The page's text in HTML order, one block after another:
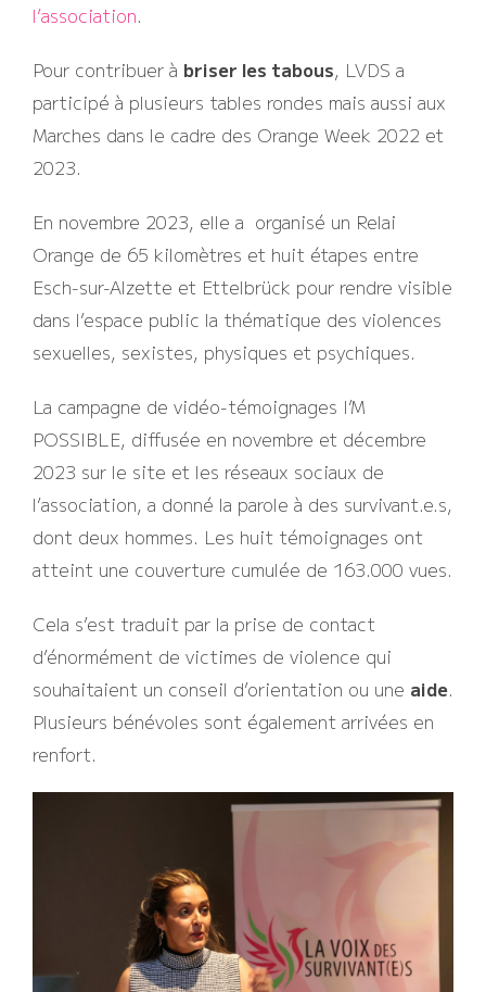
l’association.
Pour contribuer à briser les tabous, LVDS a
participé à plusieurs tables rondes mais aussi aux
Marches dans le cadre des Orange Week 2022 et
2023.
En novembre 2023, elle a organisé un Relai
Orange de 65 kilomètres et huit étapes entre
Esch-sur-Alzette et Ettelbrück pour rendre visible
dans l’espace public la thématique des violences
sexuelles, sexistes, physiques et psychiques.
La campagne de vidéo-témoignages I’M
POSSIBLE, diffusée en novembre et décembre
2023 sur le site et les réseaux sociaux de
l’association, a donné la parole à des survivant.e.s,
dont deux hommes. Les huit témoignages ont
atteint une couverture cumulée de 163.000 vues.
Cela s’est traduit par la prise de contact
d’énormément de victimes de violence qui
souhaitaient un conseil d’orientation ou une aide.
Plusieurs bénévoles sont également arrivées en
renfort.